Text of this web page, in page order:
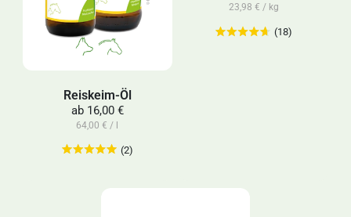
Reiskeim-Öl
ab16,00 €
64,00 € / l
(2)
23,98 € / kg
(18)